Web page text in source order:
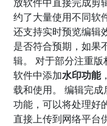
约了大量使用不同软
还支持实时预览编辑
是否符合预期，如果
辑。 对于部分注重
软件中添加水印功能
载和使用。 编辑完
功能，可以将处理好
直接上传到网络平台